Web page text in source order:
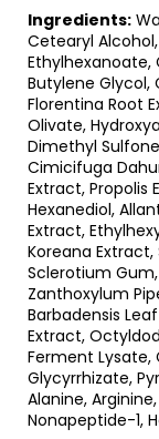
Ingredients:
Cetearyl
Ethylhexanoate,
Butylene Glycol,
Florentina Root
Olivate,
Dimethyl
Cimicifuga
Extract, Propolis
Hexanediol,
Extract,
Koreana Extract,
Sclerotium
Zanthoxylum
Barbadensis
Extract,
Ferment Lysate,
Glycyrrhizate,
Alanine,
Nonapeptide-1,